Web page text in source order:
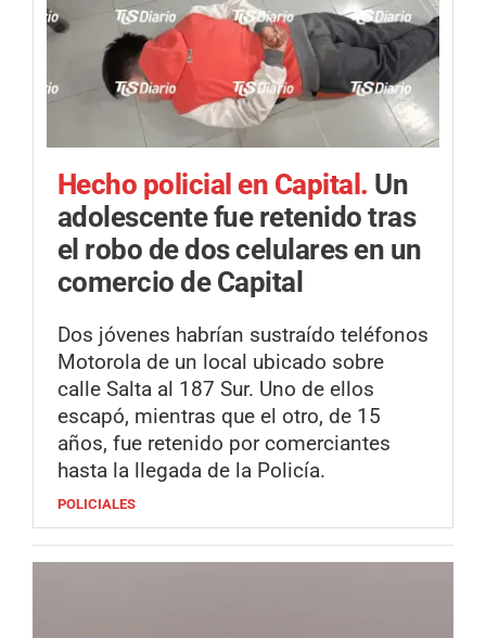
Hecho policial en Capital. Un
adolescente fue retenido tras
el robo de dos celulares en un
comercio de Capital
Dos jóvenes habrían sustraído teléfonos
Motorola de un local ubicado sobre
calle Salta al 187 Sur. Uno de ellos
escapó, mientras que el otro, de 15
años, fue retenido por comerciantes
hasta la llegada de la Policía.
POLICIALES